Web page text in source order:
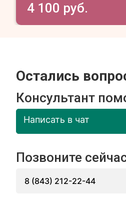
4 100 руб.
Остались
Консультант
Написать в чат
Позвоните
8 (843) 212-22-44